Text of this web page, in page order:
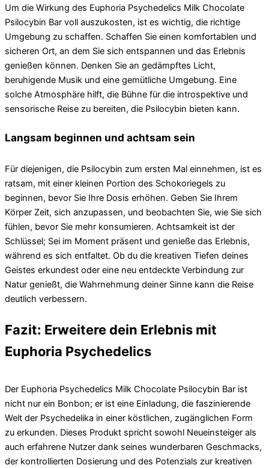
Um die Wirkung des Euphoria Psychedelics Milk Chocolate
Psilocybin Bar voll auszukosten, ist es wichtig, die richtige
Umgebung zu schaffen. Schaffen Sie einen komfortablen und
sicheren Ort, an dem Sie sich entspannen und das Erlebnis
genießen können. Denken Sie an gedämpftes Licht,
beruhigende Musik und eine gemütliche Umgebung. Eine
solche Atmosphäre hilft, die Bühne für die introspektive und
sensorische Reise zu bereiten, die Psilocybin bieten kann.
Langsam beginnen und achtsam sein
Für diejenigen, die Psilocybin zum ersten Mal einnehmen, ist es
ratsam, mit einer kleinen Portion des Schokoriegels zu
beginnen, bevor Sie Ihre Dosis erhöhen. Geben Sie Ihrem
Körper Zeit, sich anzupassen, und beobachten Sie, wie Sie sich
fühlen, bevor Sie mehr konsumieren. Achtsamkeit ist der
Schlüssel; Sei im Moment präsent und genieße das Erlebnis,
während es sich entfaltet. Ob du die kreativen Tiefen deines
Geistes erkundest oder eine neu entdeckte Verbindung zur
Natur genießt, die Wahrnehmung deiner Sinne kann die Reise
deutlich verbessern.
Fazit: Erweitere dein Erlebnis mit
Euphoria Psychedelics
Der Euphoria Psychedelics Milk Chocolate Psilocybin Bar ist
nicht nur ein Bonbon; er ist eine Einladung, die faszinierende
Welt der Psychedelika in einer köstlichen, zugänglichen Form
zu erkunden. Dieses Produkt spricht sowohl Neueinsteiger als
auch erfahrene Nutzer dank seines wunderbaren Geschmacks,
der kontrollierten Dosierung und des Potenzials zur kreativen